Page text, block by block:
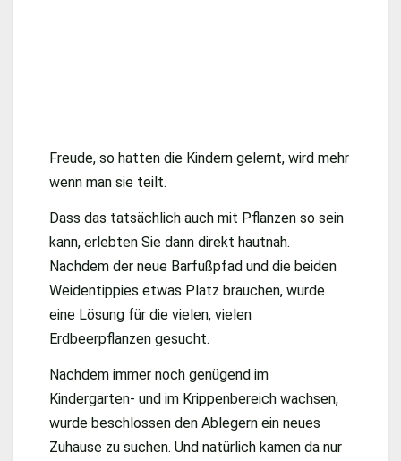
Freude, so hatten die Kindern gelernt, wird mehr
wenn man sie teilt.
Dass das tatsächlich auch mit Pflanzen so sein
kann, erlebten Sie dann direkt hautnah.
Nachdem der neue Barfußpfad und die beiden
Weidentippies etwas Platz brauchen, wurde
eine Lösung für die vielen, vielen
Erdbeerpflanzen gesucht.
Nachdem immer noch genügend im
Kindergarten- und im Krippenbereich wachsen,
wurde beschlossen den Ablegern ein neues
Zuhause zu suchen. Und natürlich kamen da nur